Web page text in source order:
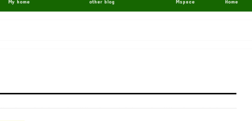
My home other blog Mspace Home